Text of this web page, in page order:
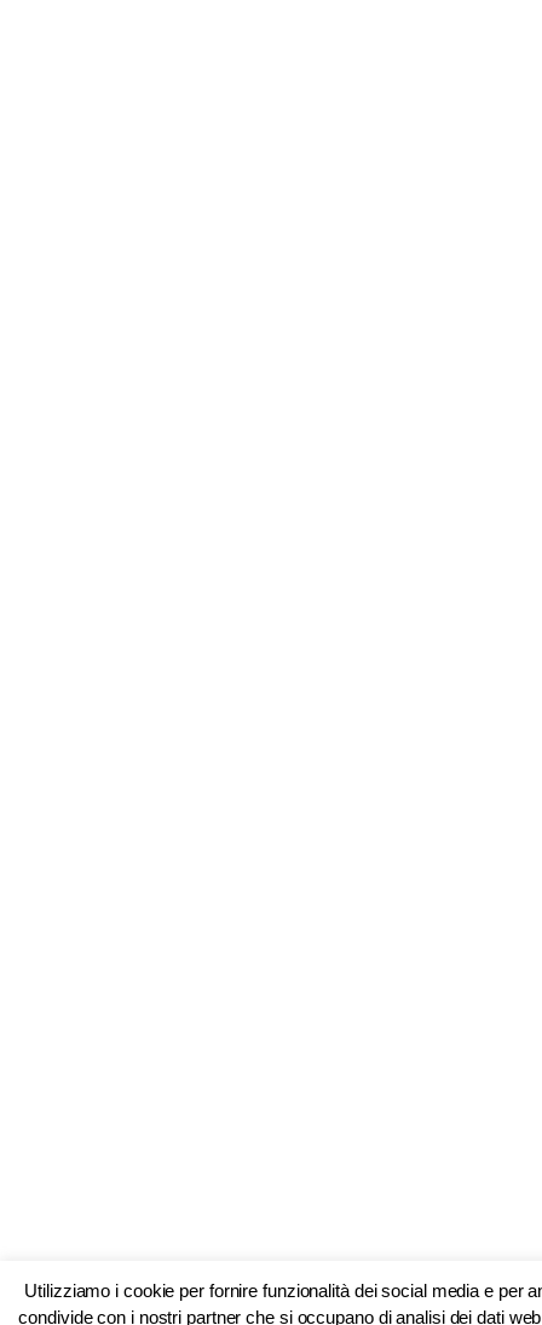
Utilizziamo i cookie per fornire funzionalità dei social media e per
condivide con i nostri partner che si occupano di analisi dei dati